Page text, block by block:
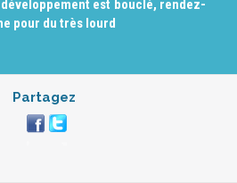
est bouclé, rendez-
pour du très lourd
Partagez